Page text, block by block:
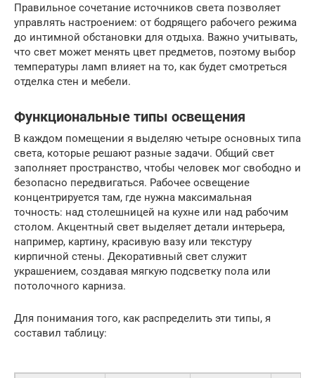
Правильное сочетание источников света позволяет
управлять настроением: от бодрящего рабочего режима
до интимной обстановки для отдыха. Важно учитывать,
что свет может менять цвет предметов, поэтому выбор
температуры ламп влияет на то, как будет смотреться
отделка стен и мебели.
Функциональные типы освещения
В каждом помещении я выделяю четыре основных типа
света, которые решают разные задачи. Общий свет
заполняет пространство, чтобы человек мог свободно и
безопасно передвигаться. Рабочее освещение
концентрируется там, где нужна максимальная
точность: над столешницей на кухне или над рабочим
столом. Акцентный свет выделяет детали интерьера,
например, картину, красивую вазу или текстуру
кирпичной стены. Декоративный свет служит
украшением, создавая мягкую подсветку пола или
потолочного карниза.
Для понимания того, как распределить эти типы, я
составил таблицу: